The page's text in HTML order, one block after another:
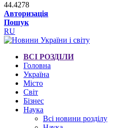
44.4278
Авторизація
Пошук
RU
ВСІ РОЗДІЛИ
Головна
Україна
Місто
Світ
Бізнес
Наука
Всі новини розділу